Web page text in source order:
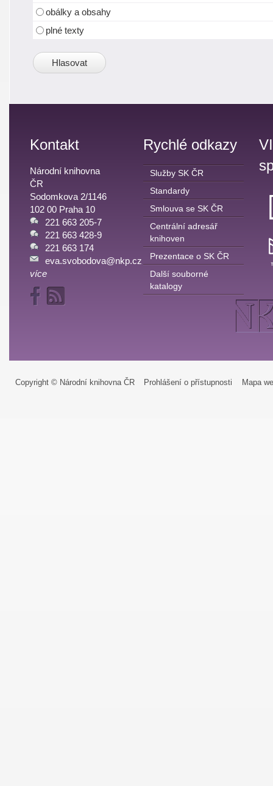
obálky a obsahy
plné texty
Kontakt
Národní knihovna
ČR
Sodomkova 2/1146
102 00 Praha 10
221 663 205-7
221 663 428-9
221 663 174
eva.svobodova@nkp.cz
více
Rychlé odkazy
Služby SK ČR
Standardy
Smlouva se SK ČR
Centrální adresář
knihoven
Prezentace o SK ČR
Další souborné
katalogy
Copyright © Národní knihovna ČR Prohlášení o přístupnosti Mapa